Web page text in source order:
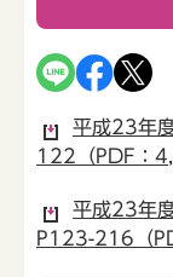
平成23年
122（PDF：
平成23年
P123-216（